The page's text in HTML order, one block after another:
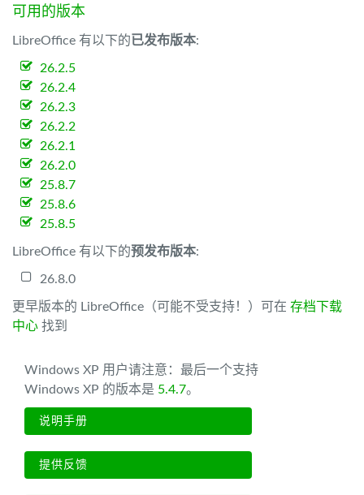
可用的版本
LibreOffice 有以下的已发布版本:
26.2.5
26.2.4
26.2.3
26.2.2
26.2.1
26.2.0
25.8.7
25.8.6
25.8.5
LibreOffice 有以下的预发布版本:
26.8.0
更早版本的 LibreOffice（可能不受支持！）可在 存档下载
中心 找到
Windows XP 用户请注意：最后一个支持
Windows XP 的版本是 5.4.7。
说明手册
提供反馈